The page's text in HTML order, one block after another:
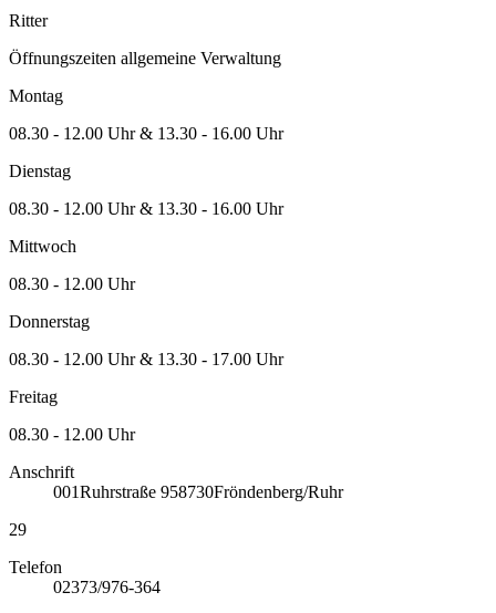
Ritter
Öffnungszeiten allgemeine Verwaltung
Montag
08.30 - 12.00 Uhr & 13.30 - 16.00 Uhr
Dienstag
08.30 - 12.00 Uhr & 13.30 - 16.00 Uhr
Mittwoch
08.30 - 12.00 Uhr
Donnerstag
08.30 - 12.00 Uhr & 13.30 - 17.00 Uhr
Freitag
08.30 - 12.00 Uhr
Anschrift
001Ruhrstraße 958730Fröndenberg/Ruhr
29
Telefon
02373/976-364